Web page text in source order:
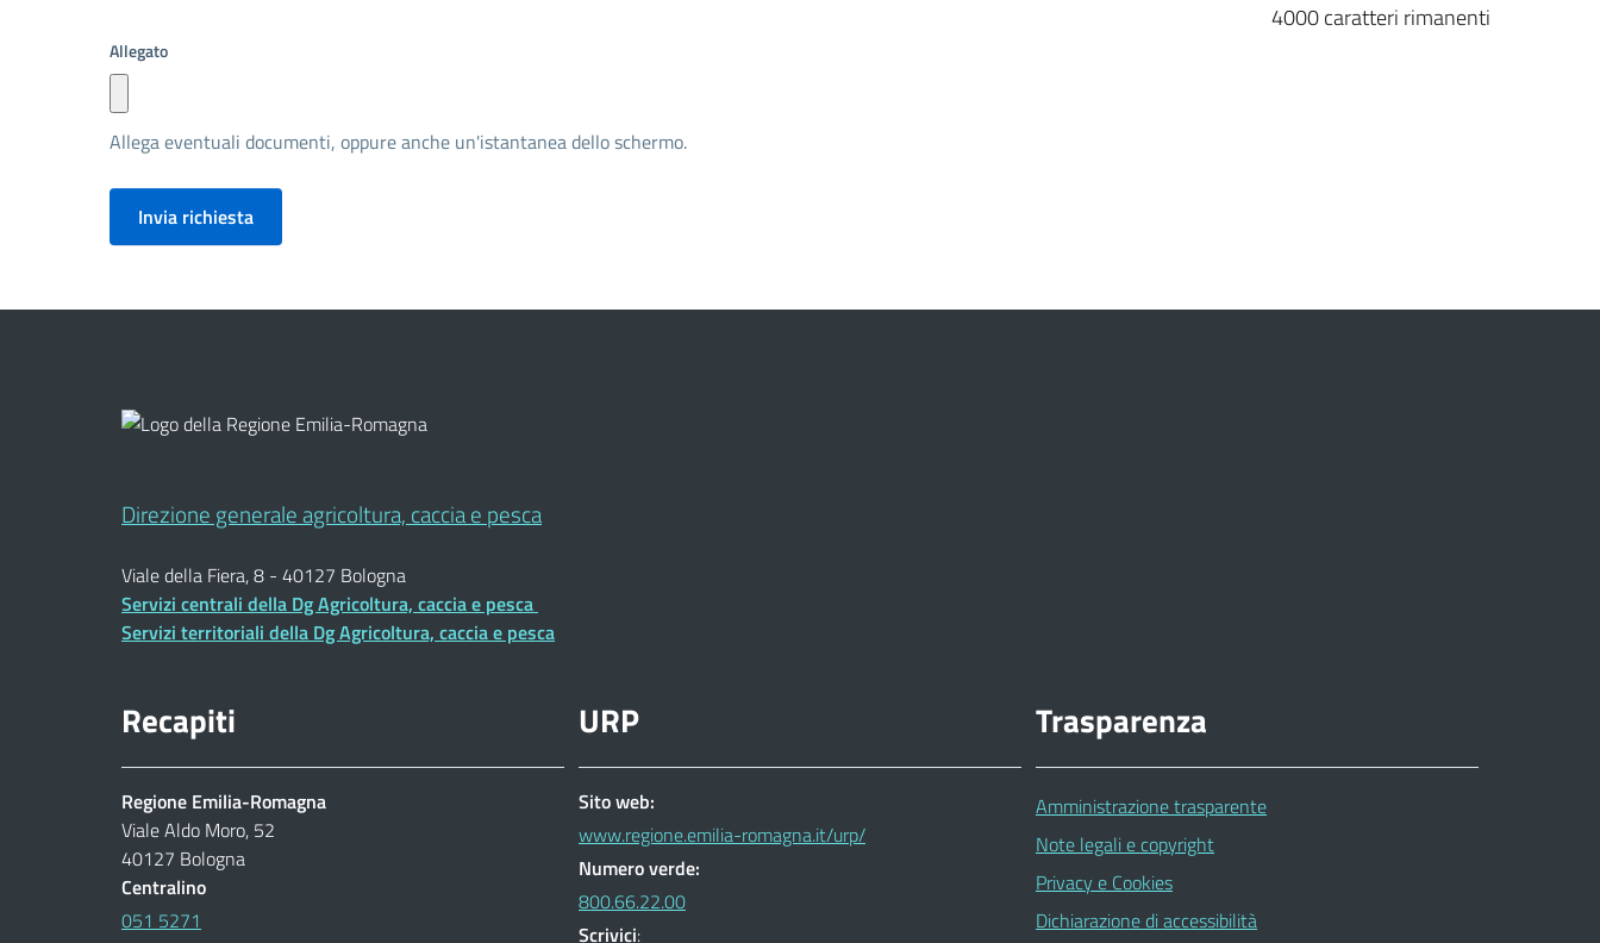
4000caratteri rimanenti
Allegato
Allega eventuali documenti, oppure anche un'istantanea dello schermo.
Direzione generale agricoltura, caccia e pesca
Viale della Fiera, 8 - 40127 Bologna
Servizi centrali della Dg Agricoltura, caccia e pesca
Servizi territoriali della Dg Agricoltura, caccia e pesca
Recapiti
Regione Emilia-Romagna
Viale Aldo Moro, 52
40127 Bologna
Centralino
051 5271
URP
Sito web:
www.regione.emilia-romagna.it/urp/
Numero verde:
800.66.22.00
Scrivici:
Trasparenza
Amministrazione trasparente
Note legali e copyright
Privacy e Cookies
Dichiarazione di accessibilità